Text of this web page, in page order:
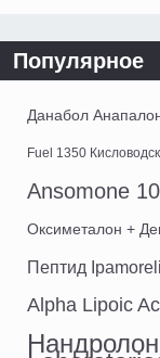
Популярное
Данабол
Fuel 1350 Кисловодск
Ansomone
Оксиметалон +
Пептид
Alpha Lipoic